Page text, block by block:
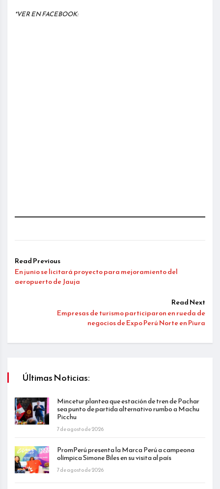
*VER EN FACEBOOK:
Read Previous
En junio se licitará proyecto para mejoramiento del
aeropuerto de Jauja
Read Next
Empresas de turismo participaron en rueda de
negocios de Expo Perú Norte en Piura
Últimas Noticias:
Mincetur plantea que estación de tren de Pachar
sea punto de partida alternativo rumbo a Machu
Picchu
7 de agosto de 2026
PromPerú presenta la Marca Perú a campeona
olímpica Simone Biles en su visita al país
7 de agosto de 2026